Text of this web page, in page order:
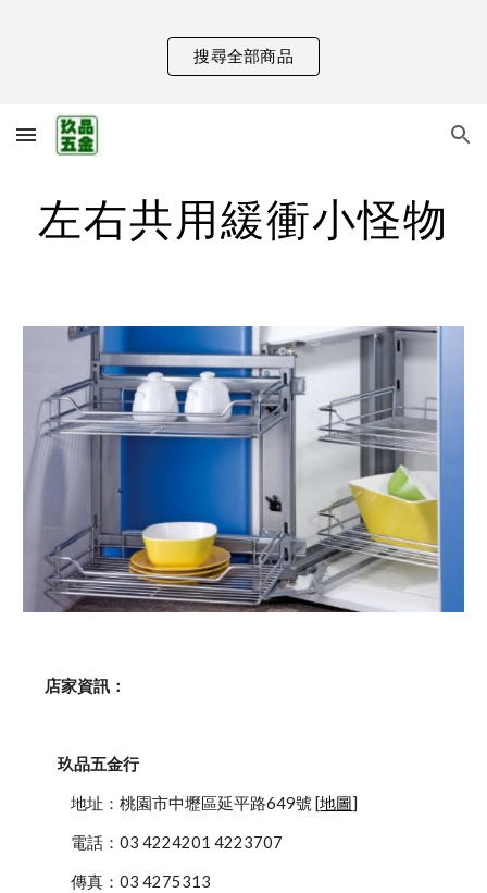
Skip to main content
搜尋全部商品
左右共用緩衝小怪物
    店家資訊：
玖品五金行
            地址：桃園市中壢區延平路649號 [
地圖]
            電話：03 4224201 4223707
            傳真：03 4275313